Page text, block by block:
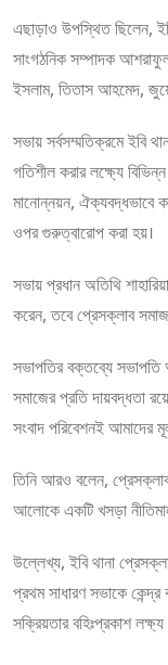
এছাড়াও উপস্থিত ছিলেন,
সাংগঠনিক সম্পাদক
ইসলাম, তিতাস আহমেদ,
সভায় সর্বসম্মতিক্রমে ইবি
গতিশীল করার লক্ষ্যে
মানোন্নয়ন, ঐক্যবদ্ধভাবে
ওপর গুরুত্বারোপ করা হয়।
সভায় প্রধান অতিথি
করেন, তবে প্রেসক্লাব সমাজ
সভাপতির বক্তব্যে সভাপতি
সমাজের প্রতি দায়বদ্ধতা
সংবাদ পরিবেশনই আমাদের
তিনি আরও বলেন,
আলোকে একটি খসড়া
উল্লেখ্য, ইবি থানা
প্রথম সাধারণ সভাকে
সক্রিয়তার বহিঃপ্রকাশ